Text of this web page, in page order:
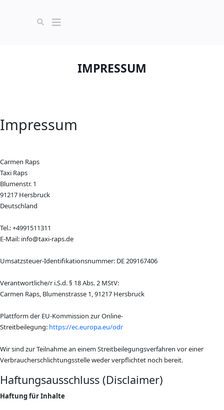
IMPRESSUM
Impressum
Carmen Raps
Taxi Raps
Blumenstr. 1
91217 Hersbruck
Deutschland
Tel.: +4991511311
E-Mail: info@taxi-raps.de
Umsatzsteuer-Identifikationsnummer: DE 209167406
Verantwortliche/r i.S.d. § 18 Abs. 2 MStV:
Carmen Raps, Blumenstrasse 1, 91217 Hersbruck
Plattform der EU-Kommission zur Online-
Streitbeilegung: https://ec.europa.eu/odr
Wir sind zur Teilnahme an einem Streitbeilegungsverfahren vor einer
Verbraucherschlichtungsstelle weder verpflichtet noch bereit.
Haftungsausschluss (Disclaimer)
Haftung für Inhalte